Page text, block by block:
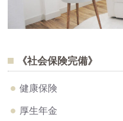
《社会保険完備》
健康保険
厚生年金